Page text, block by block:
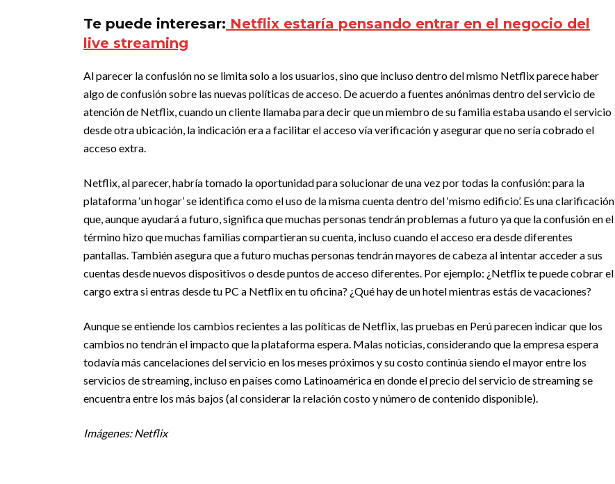
Te puede interesar: Netflix estaría pensando entrar en el negocio del
live streaming
Al parecer la confusión no se limita solo a los usuarios, sino que incluso dentro del mismo Netflix parece haber
algo de confusión sobre las nuevas políticas de acceso. De acuerdo a fuentes anónimas dentro del servicio de
atención de Netflix, cuando un cliente llamaba para decir que un miembro de su familia estaba usando el servicio
desde otra ubicación, la indicación era a facilitar el acceso vía verificación y asegurar que no sería cobrado el
acceso extra.
Netflix, al parecer, habría tomado la oportunidad para solucionar de una vez por todas la confusión: para la
plataforma ‘un hogar’ se identifica como el uso de la misma cuenta dentro del ‘mismo edificio’. Es una clarificación
que, aunque ayudará a futuro, significa que muchas personas tendrán problemas a futuro ya que la confusión en el
término hizo que muchas familias compartieran su cuenta, incluso cuando el acceso era desde diferentes
pantallas. También asegura que a futuro muchas personas tendrán mayores de cabeza al intentar acceder a sus
cuentas desde nuevos dispositivos o desde puntos de acceso diferentes. Por ejemplo: ¿Netflix te puede cobrar el
cargo extra si entras desde tu PC a Netflix en tu oficina? ¿Qué hay de un hotel mientras estás de vacaciones?
Aunque se entiende los cambios recientes a las políticas de Netflix, las pruebas en Perú parecen indicar que los
cambios no tendrán el impacto que la plataforma espera. Malas noticias, considerando que la empresa espera
todavía más cancelaciones del servicio en los meses próximos y su costo continúa siendo el mayor entre los
servicios de streaming, incluso en países como Latinoamérica en donde el precio del servicio de streaming se
encuentra entre los más bajos (al considerar la relación costo y número de contenido disponible).
Imágenes: Netflix